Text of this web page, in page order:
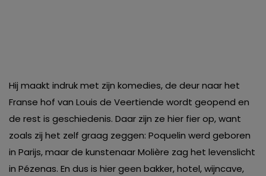
Hij maakt indruk met zijn komedies, de deur naar het
Franse hof van Louis de Veertiende wordt geopend en
de rest is geschiedenis. Daar zijn ze hier fier op, want
zoals zij het zelf graag zeggen: Poquelin werd geboren
in Parijs, maar de kunstenaar Molière zag het levenslicht
in Pézenas. En dus is hier geen bakker, hotel, wijncave,